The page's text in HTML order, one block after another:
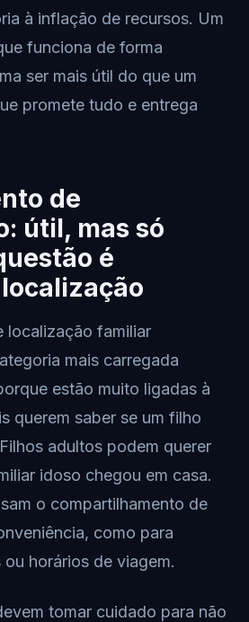
à inflação de recursos. Um
funciona de forma
ser mais útil do que um
promete tudo e entrega
de
útil, mas só
é
localização familiar
mais carregada
estão muito ligadas à
querem saber se um filho
adultos podem querer
idoso chegou em casa.
o compartilhamento de
como para
horários de viagem.
tomar cuidado para não